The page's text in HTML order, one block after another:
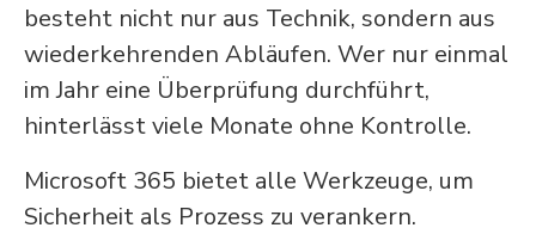
besteht nicht nur aus Technik, sondern aus
wiederkehrenden Abläufen. Wer nur einmal
im Jahr eine Überprüfung durchführt,
hinterlässt viele Monate ohne Kontrolle.
Microsoft 365 bietet alle Werkzeuge, um
Sicherheit als Prozess zu verankern.